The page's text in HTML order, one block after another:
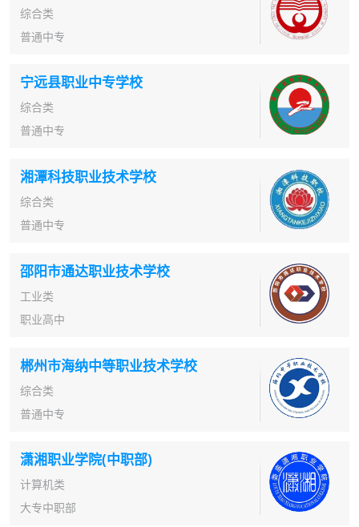
综合类
普通中专
宁远县职业中专学校
综合类
普通中专
湘潭科技职业技术学校
综合类
普通中专
邵阳市通达职业技术学校
工业类
职业高中
郴州市海纳中等职业技术学校
综合类
普通中专
潇湘职业学院(中职部)
计算机类
大专中职部